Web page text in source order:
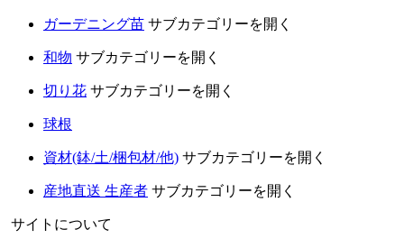
ガーデニング苗 サブカテゴリーを開く
和物 サブカテゴリーを開く
切り花 サブカテゴリーを開く
球根
資材(鉢/土/梱包材/他) サブカテゴリーを開く
産地直送 生産者 サブカテゴリーを開く
サイトについて